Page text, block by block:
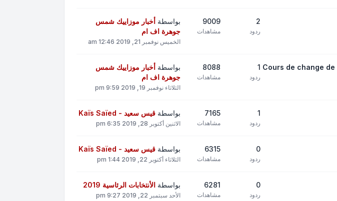
2
ردود
9009
مشاهدات
بواسطة أخبار موزاييك شمس
جوهرة اف ام
الخميس نوفمبر 21, 2019 12:46 am
Cours de change
1
ردود
8088
مشاهدات
بواسطة أخبار موزاييك شمس
جوهرة اف ام
الثلاثاء نوفمبر 19, 2019 9:59 pm
1
ردود
7165
مشاهدات
بواسطة قيس سعيد - Kaïs Saïed
الاثنين أكتوبر 28, 2019 6:35 pm
0
ردود
6315
مشاهدات
بواسطة قيس سعيد - Kaïs Saïed
الثلاثاء أكتوبر 22, 2019 1:44 pm
0
ردود
6281
مشاهدات
بواسطة الأنتخابات الرئاسية 2019
الأحد سبتمبر 22, 2019 9:27 pm